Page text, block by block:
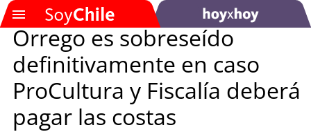
SOYTV
Podcast
Orrego es sobreseído
definitivamente en caso
ProCultura y Fiscalía deberá
pagar las costas